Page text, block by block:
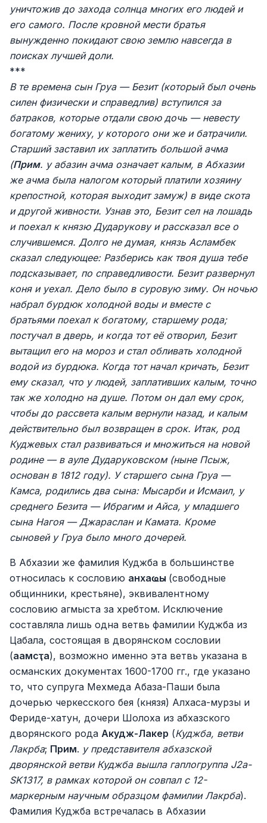
уничтожив до захода солнца многих его людей и
его самого. После кровной мести братья
вынужденно покидают свою землю навсегда в
поисках лучшей доли.
***
В те времена сын Груа — Безит (который был очень
силен физически и справедлив) вступился за
батраков, которые отдали свою дочь — невесту
богатому жениху, у которого они же и батрачили.
Старший заставил их заплатить большой ачма
(Прим. у абазин ачма означает калым, в Абхазии
же ачма была налогом который платили хозяину
крепостной, которая выходит замуж) в виде скота
и другой живности. Узнав это, Безит сел на лошадь
и поехал к князю Дударукову и рассказал все о
случившемся. Долго не думая, князь Асламбек
сказал следующее: Разберись как твоя душа тебе
подсказывает, по справедливости. Безит развернул
коня и уехал. Дело было в суровую зиму. Он ночью
набрал бурдюк холодной воды и вместе с
братьями поехал к богатому, старшему рода;
постучал в дверь, и когда тот её отворил, Безит
вытащил его на мороз и стал обливать холодной
водой из бурдюка. Когда тот начал кричать, Безит
ему сказал, что у людей, заплативших калым, точно
так же холодно на душе. Потом он дал ему срок,
чтобы до рассвета калым вернули назад, и калым
действительно был возвращен в срок. Итак, род
Куджевых стал развиваться и множиться на новой
родине — в ауле Дударуковском (ныне Псыж,
основан в 1812 году). У старшего сына Груа —
Камса, родились два сына: Мысарби и Исмаил, у
среднего Безита — Ибрагим и Айса, у младшего
сына Нагоя — Джараслан и Камата. Кроме
сыновей у Груа было много дочерей.
В Абхазии же фамилия Куджба в большинстве
относилась к сословию анхаҩы (свободные
общинники, крестьяне), эквивалентному
сословию агмыста за хребтом. Исключение
составляла лишь одна ветвь фамилии Куджба из
Цабала, состоящая в дворянском сословии
(аамсҭа), возможно именно эта ветвь указана в
османских документах 1600-1700 гг., где указано
то, что супруга Мехмеда Абаза-Паши была
дочерью черкесского бея (князя) Алхаса-мурзы и
Фериде-хатун, дочери Шолоха из абхазского
дворянского рода Акудж-Лакер (Куджба, ветви
Лакрба; Прим. у представителя абхазской
дворянской ветви Куджба вышла гаплогруппа J2a-
SK1317, в рамках которой он совпал с 12-
маркерным научным образцом фамилии Лакрба).
Фамилия Куджба встречалась в Абхазии